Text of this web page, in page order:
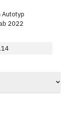
Autotyp
2022